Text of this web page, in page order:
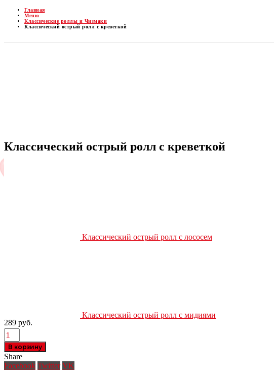
Главная
Меню
Классические роллы и Чизмаки
Классический острый ролл с креветкой
Классический острый ролл с креветкой
Классический острый ролл с лососем
Классический острый ролл с мидиями
289 руб.
В корзину
Share
Facebook Twitter VK